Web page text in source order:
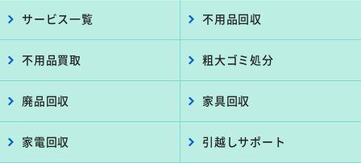
サービス一覧 不用品回収
不用品買取 粗大ゴミ処分
廃品回収 家具回収
家電回収 引越しサポート